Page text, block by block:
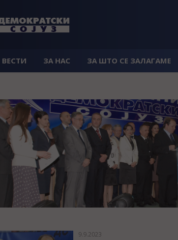
ВЕСТИ ЗА НАС ЗА ШТО СЕ ЗАЛАГАМЕ
9.9.2023